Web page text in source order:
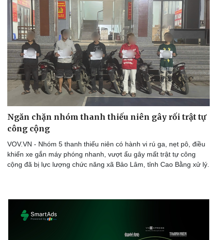
Ngăn chặn nhóm thanh thiếu niên gây rối trật tự
công cộng
VOV.VN - Nhóm 5 thanh thiếu niên có hành vi rú ga, nẹt pô, điều
khiển xe gắn máy phóng nhanh, vượt ẩu gây mất trật tự công
cộng đã bị lực lượng chức năng xã Bảo Lâm, tỉnh Cao Bằng xử lý.